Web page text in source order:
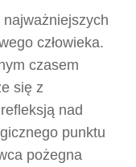
człowieka.
czasem
się z
nad
punktu
pożegna